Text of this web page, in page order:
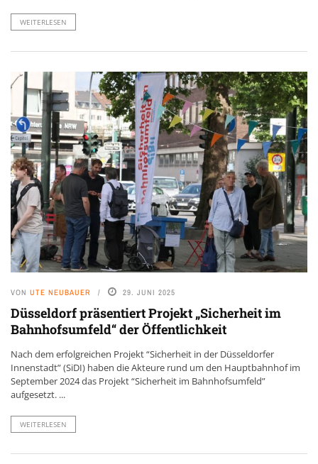
WEITERLESEN
VON UTE NEUBAUER 29. JUNI 2025
Düsseldorf präsentiert Projekt „Sicherheit im
Bahnhofsumfeld“ der Öffentlichkeit
Nach dem erfolgreichen Projekt “Sicherheit in der Düsseldorfer
Innenstadt” (SiDI) haben die Akteure rund um den Hauptbahnhof im
September 2024 das Projekt “Sicherheit im Bahnhofsumfeld”
aufgesetzt. ...
WEITERLESEN